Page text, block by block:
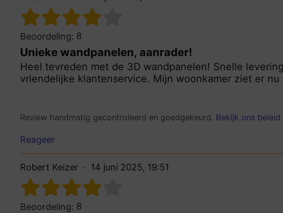
Beoordeling: 8
Unieke wandpanelen, aanrader!
Heel tevreden met de 3D wandpanelen! Snelle
vriendelijke klantenservice. Mijn woonkamer ziet er
Review handmatig gecontroleerd en goedgekeurd. Bekijk ons beleid
Reageer
Robert Keizer 14 juni 2025, 19:51
Beoordeling: 8